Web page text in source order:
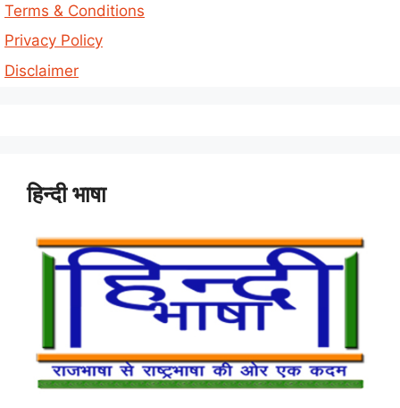
Terms & Conditions
Privacy Policy
Disclaimer
हिन्दी भाषा